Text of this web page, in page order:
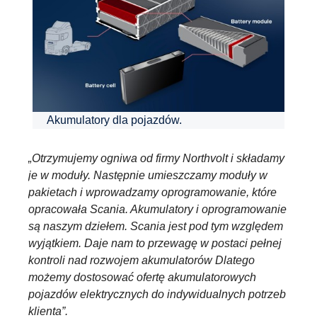
Akumulatory dla pojazdów.
„Otrzymujemy ogniwa od firmy Northvolt i składamy
je w moduły. Następnie umieszczamy moduły w
pakietach i wprowadzamy oprogramowanie, które
opracowała Scania. Akumulatory i oprogramowanie
są naszym dziełem. Scania jest pod tym względem
wyjątkiem. Daje nam to przewagę w postaci pełnej
kontroli nad rozwojem akumulatorów Dlatego
możemy dostosować ofertę akumulatorowych
pojazdów elektrycznych do indywidualnych potrzeb
klienta”.